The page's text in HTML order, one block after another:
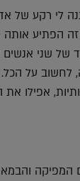
לי רקע של
הפתיע
של שני
לחשוב על
אפילו